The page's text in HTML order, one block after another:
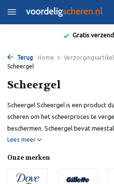
Gratis
Terug Home
Scheergel
Scheergel
Scheergel Scheergel is een product
scheren om het scheerproces te
beschermen. Scheergel bevat
Lees meer
Onze merken